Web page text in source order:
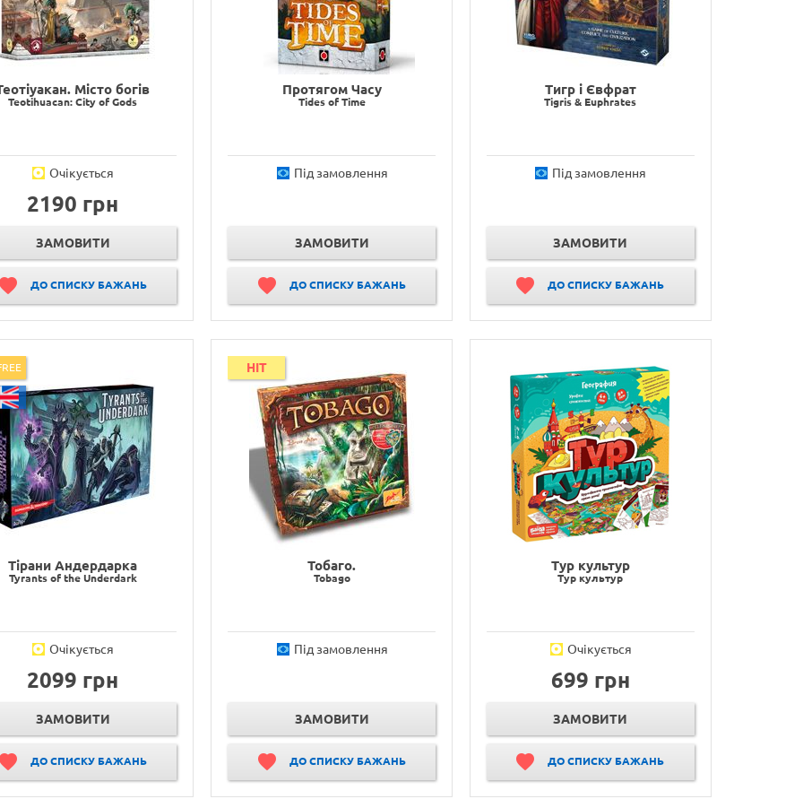
Місто богів
Teotihuacan: City of Gods
Очікується
2190 грн
ЗАМОВИТИ
ДО СПИСКУ БАЖАНЬ
Протягом Часу
Tides of Time
Під замовлення
ЗАМОВИТИ
ДО СПИСКУ БАЖАНЬ
Тигр і Євфрат
Tigris & Euphrates
Під замовлення
ЗАМОВИТИ
ДО СПИСКУ БАЖАНЬ
Тірани Андердарка
Tyrants of the Underdark
Очікується
2099 грн
ЗАМОВИТИ
ДО СПИСКУ БАЖАНЬ
HIT
Тобаго.
Tobago
Під замовлення
ЗАМОВИТИ
ДО СПИСКУ БАЖАНЬ
Тур культур
Тур культур
Очікується
699 грн
ЗАМОВИТИ
ДО СПИСКУ БАЖАНЬ